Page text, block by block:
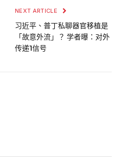
NEXT ARTICLE
习近平、普丁私聊器官移植是
「故意外流」？ 学者曝：对外
传递1信号